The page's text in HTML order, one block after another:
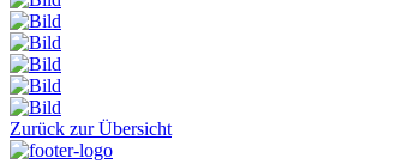
Zurück zur Übersicht